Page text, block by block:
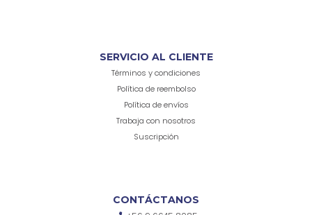
SERVICIO AL CLIENTE
Términos y condiciones
Política de reembolso
Política de envíos
Trabaja con nosotros
Suscripción
CONTÁCTANOS